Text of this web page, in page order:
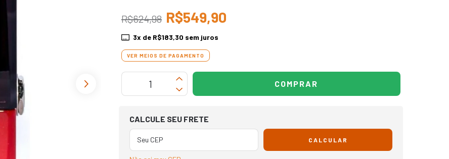
R$624,98 R$549,90
3x de R$183,30 sem juros
VER MEIOS DE PAGAMENTO
OPÇÕES DE FRETE
CALCULE SEU FRETE
CALCULAR